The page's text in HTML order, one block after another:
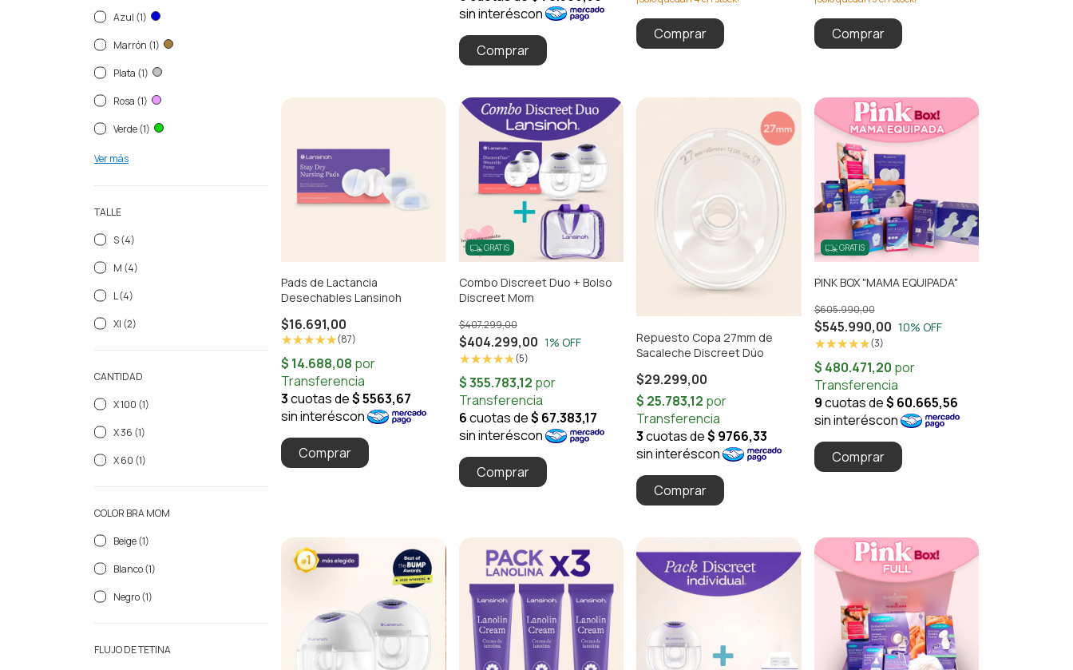
Azul (1)
Marrón (1)
Plata (1)
Rosa (1)
Verde (1)
Ver más
TALLE
S (4)
M (4)
L (4)
Xl (2)
CANTIDAD
X 100 (1)
X 36 (1)
X 60 (1)
COLOR BRA MOM
Beige (1)
Blanco (1)
Negro (1)
FLUJO DE TETINA
Pads de Lactancia
Desechables Lansinoh
$16.691,00
(87)
Comprar
GRATIS
Combo Discreet Duo + Bolso
Discreet Mom
$404.299,00
$407.299,00
1% OFF
(5)
Repuesto Copa 27mm de
Sacaleche Discreet Dúo
$29.299,00
GRATIS
PINK BOX "MAMA EQUIPADA"
$545.990,00
$605.990,00
10% OFF
(3)
Comprar